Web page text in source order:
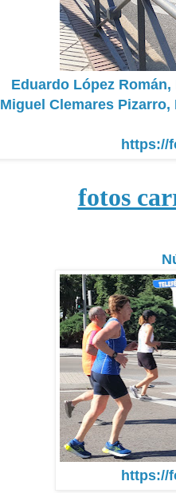
Eduardo López
Miguel Clemares
https://
fotos
https://